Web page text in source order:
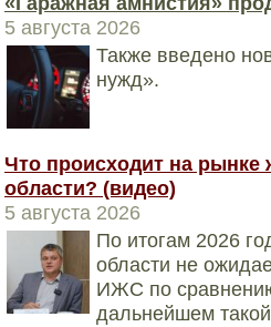
5 августа 2026
Также введено
нужд».
Что происходит на рынке
области? (видео)
5 августа 2026
По итогам 2026
области не
ИЖС по
дальнейшем